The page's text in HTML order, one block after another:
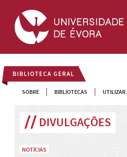
BIBLIOTECA GERAL
SOBRE BIBLIOTECAS UTILIZAR
DIVULGAÇÕES
NOTÍCIAS